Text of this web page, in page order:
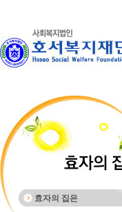
효자의 집은